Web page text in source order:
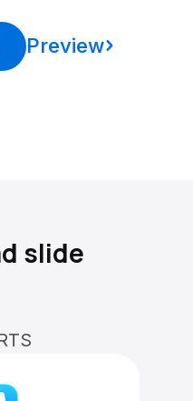
Preview
slide